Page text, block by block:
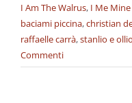
I Am The Walrus, I Me Mine
baciami piccina,christian
raffaelle carrà,stanlio e ollio
Commenti